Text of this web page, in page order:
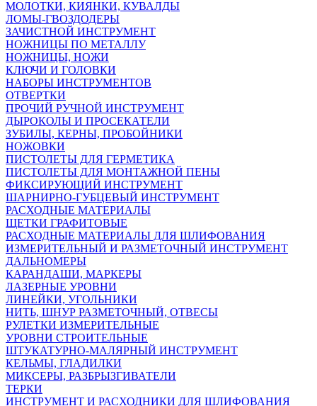
МОЛОТКИ, КИЯНКИ, КУВАЛДЫ
ЛОМЫ-ГВОЗДОДЕРЫ
ЗАЧИСТНОЙ ИНСТРУМЕНТ
НОЖНИЦЫ ПО МЕТАЛЛУ
НОЖНИЦЫ, НОЖИ
КЛЮЧИ И ГОЛОВКИ
НАБОРЫ ИНСТРУМЕНТОВ
ОТВЕРТКИ
ПРОЧИЙ РУЧНОЙ ИНСТРУМЕНТ
ДЫРОКОЛЫ И ПРОСЕКАТЕЛИ
ЗУБИЛЫ, КЕРНЫ, ПРОБОЙНИКИ
НОЖОВКИ
ПИСТОЛЕТЫ ДЛЯ ГЕРМЕТИКА
ПИСТОЛЕТЫ ДЛЯ МОНТАЖНОЙ ПЕНЫ
ФИКСИРУЮЩИЙ ИНСТРУМЕНТ
ШАРНИРНО-ГУБЦЕВЫЙ ИНСТРУМЕНТ
РАСХОДНЫЕ МАТЕРИАЛЫ
ЩЕТКИ ГРАФИТОВЫЕ
РАСХОДНЫЕ МАТЕРИАЛЫ ДЛЯ ШЛИФОВАНИЯ
ИЗМЕРИТЕЛЬНЫЙ И РАЗМЕТОЧНЫЙ ИНСТРУМЕНТ
ДАЛЬНОМЕРЫ
КАРАНДАШИ, МАРКЕРЫ
ЛАЗЕРНЫЕ УРОВНИ
ЛИНЕЙКИ, УГОЛЬНИКИ
НИТЬ, ШНУР РАЗМЕТОЧНЫЙ, ОТВЕСЫ
РУЛЕТКИ ИЗМЕРИТЕЛЬНЫЕ
УРОВНИ СТРОИТЕЛЬНЫЕ
ШТУКАТУРНО-МАЛЯРНЫЙ ИНСТРУМЕНТ
КЕЛЬМЫ, ГЛАДИЛКИ
МИКСЕРЫ, РАЗБРЫЗГИВАТЕЛИ
ТЕРКИ
ИНСТРУМЕНТ И РАСХОДНИКИ ДЛЯ ШЛИФОВАНИЯ